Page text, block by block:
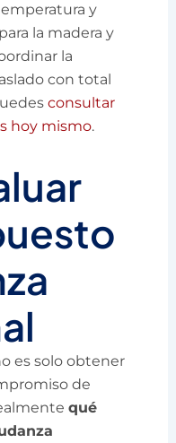
y
la madera y
la
con total
consultar
hoy mismo.
es solo obtener
de
qué